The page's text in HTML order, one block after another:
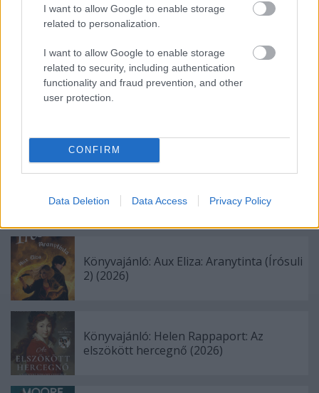
I want to allow Google to enable storage
related to personalization.
I want to allow Google to enable storage
related to security, including authentication
functionality and fraud prevention, and other
user protection.
CONFIRM
Data Deletion Data Access Privacy Policy
Címkék:dramedy filmkritikák
Ajánlott bejegyzések:
(2026)
Könyvajánló: Aux Eliza: Aranytinta (Írósuli
2) (2026)
Könyvajánló: Helen Rappaport: Az
elszökött hercegnő (2026)